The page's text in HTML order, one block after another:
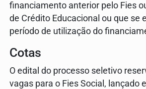
financiamento anterior pelo Fies
de Crédito Educacional ou que se
período de utilização do
Cotas
O edital do processo seletivo
vagas para o Fies Social, lançado